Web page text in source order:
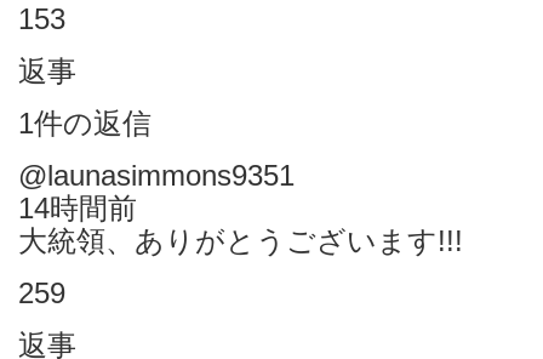
153
返事
1件の返信
@launasimmons9351
14時間前
大統領、ありがとうございます!!!
259
返事